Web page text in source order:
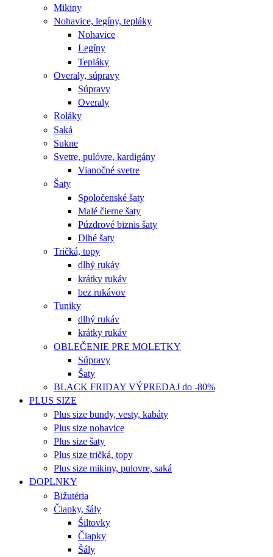
Mikiny
Nohavice, legíny, tepláky
Nohavice
Legíny
Tepláky
Overaly, súpravy
Súpravy
Overaly
Roláky
Saká
Sukne
Svetre, pulóvre, kardigány
Vianočné svetre
Šaty
Spoločenské šaty
Malé čierne šaty
Púzdrové biznis šaty
Dlhé šaty
Tričká, topy
dlhý rukáv
krátky rukáv
bez rukávov
Tuniky
dlhý rukáv
krátky rukáv
OBLEČENIE PRE MOLETKY
Súpravy
Šaty
BLACK FRIDAY VÝPREDAJ do -80%
PLUS SIZE
Plus size bundy, vesty, kabáty
Plus size nohavice
Plus size šaty
Plus size tričká, topy
Plus size mikiny, pulovre, saká
DOPLNKY
Bižutéria
Čiapky, šály
Šiltovky
Čiapky
Šály